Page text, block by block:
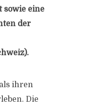
sowie eine
der
ihren
Die